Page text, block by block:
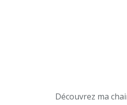
Découvrez ma